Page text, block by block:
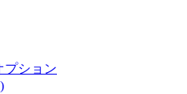
プション